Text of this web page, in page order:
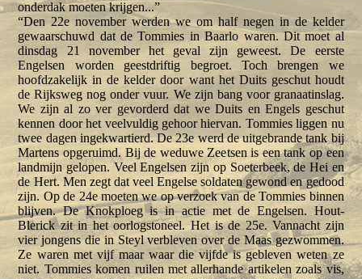
onderdak moeten krijgen...”
“Den 22e november werden we om half negen in de kelder
gewaarschuwd dat de Tommies in Baarlo waren. Dit moet al
dinsdag 21 november het geval zijn geweest. De eerste
Engelsen worden geestdriftig begroet. Toch brengen we
hoofdzakelijk in de kelder door want het Duits geschut houdt
de Rijksweg nog onder vuur. We zijn bang voor granaatinslag.
We zijn al zo ver gevorderd dat we Duits en Engels geschut
kennen door het veelvuldig gehoor hiervan. Tommies liggen nu
twee dagen ingekwartierd. De 23e werd de uitgebrande tank bij
Martens opgeruimd. Bij de weduwe Zeetsen is een tank op een
landmijn gelopen. Veel Engelsen zijn op Soeterbeek, de Hei en
de Hert. Men zegt dat veel Engelse soldaten gewond en gedood
zijn. Op de 24e moeten we op verzoek van de Tommies binnen
blijven. De Knokploeg is in actie met de Engelsen. Hout-
Blerick zit in het oorlogstoneel. Het is de 25e. Vannacht zijn
vier jongens die in Steyl verbleven over de Maas gezwommen.
Ze waren met vijf maar waar die vijfde is gebleven weten ze
niet. Tommies komen ruilen met allerhande artikelen zoals vis,